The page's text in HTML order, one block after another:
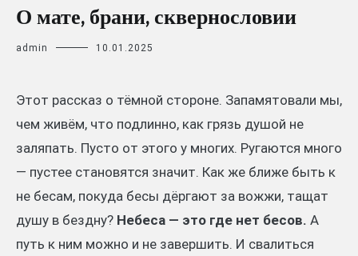
О мате, брани, сквернословии
admin 10.01.2025
Этот рассказ о тёмной стороне. Запамятовали мы,
чем живём, что подлинно, как грязь душой не
заляпать. Пусто от этого у многих. Ругаются много
— пустее становятся значит. Как же ближе быть к
не бесам, покуда бесы дёргают за вожжи, тащат
душу в бездну? Небеса — это где нет бесов. А
путь к ним можно и не завершить. И свалиться